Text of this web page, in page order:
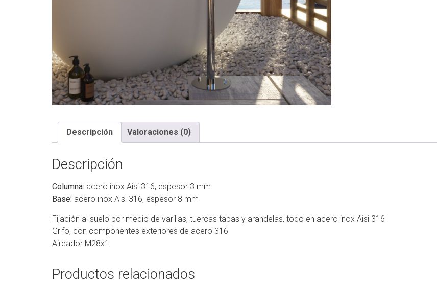
Descripción Valoraciones (0)
Descripción
Columna: acero inox Aisi 316, espesor 3 mm
Base: acero inox Aisi 316, espesor 8 mm
Fijación al suelo por medio de varillas, tuercas tapas y arandelas, todo en acero inox Aisi 316
Grifo, con componentes exteriores de acero 316
Aireador M28x1
Productos relacionados